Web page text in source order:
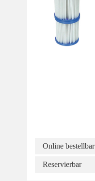
Online bestellbar
Reservierbar